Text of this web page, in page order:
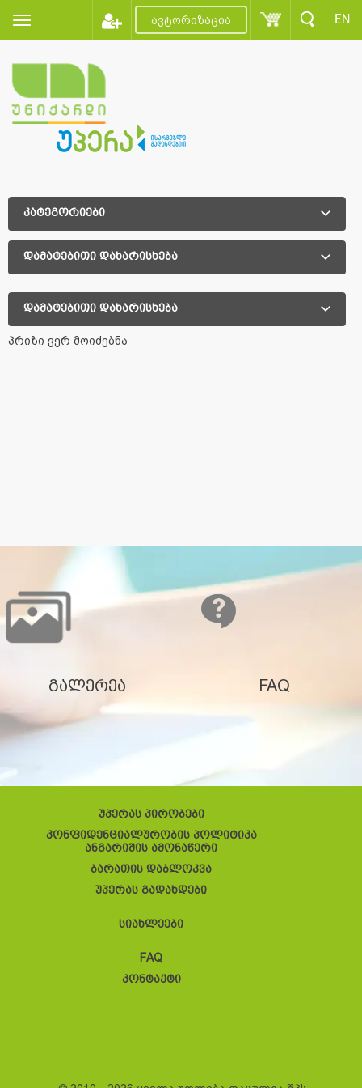
ავტორიზაცია EN
კატეგორიები
დამატებითი დახარისხება
დამატებითი დახარისხება
პრიზი ვერ მოიძებნა
გალერეა FAQ
უპერას პირობები
კონფიდენციალურობის პოლიტიკა
ანგარიშის ამონაწერი
ბარათის დაბლოკვა
უპერას გადახდები
სიახლეები
FAQ
კონტაქტი